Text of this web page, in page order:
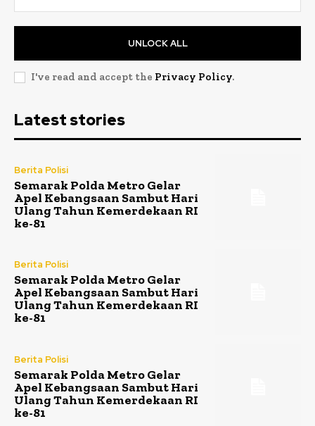
UNLOCK ALL
I've read and accept the Privacy Policy.
Latest stories
Berita Polisi
Semarak Polda Metro Gelar
Apel Kebangsaan Sambut Hari
Ulang Tahun Kemerdekaan RI
ke-81
Berita Polisi
Semarak Polda Metro Gelar
Apel Kebangsaan Sambut Hari
Ulang Tahun Kemerdekaan RI
ke-81
Berita Polisi
Semarak Polda Metro Gelar
Apel Kebangsaan Sambut Hari
Ulang Tahun Kemerdekaan RI
ke-81